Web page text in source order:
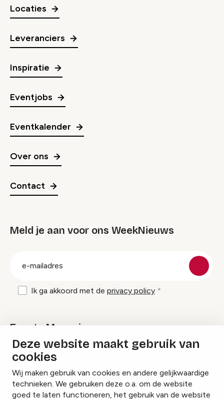
Deze website maakt gebruik van
cookies
Wij maken gebruik van cookies en andere gelijkwaardige
technieken. We gebruiken deze o.a. om de website
goed te laten functioneren, het gebruik van de website
Locaties
Leveranciers
Inspiratie
Eventjobs
Eventkalender
Over ons
Contact
Meld je aan voor ons WeekNieuws
Ik ga akkoord met de privacy policy
Events Magazine
Ik ontvang graag Events Magazine